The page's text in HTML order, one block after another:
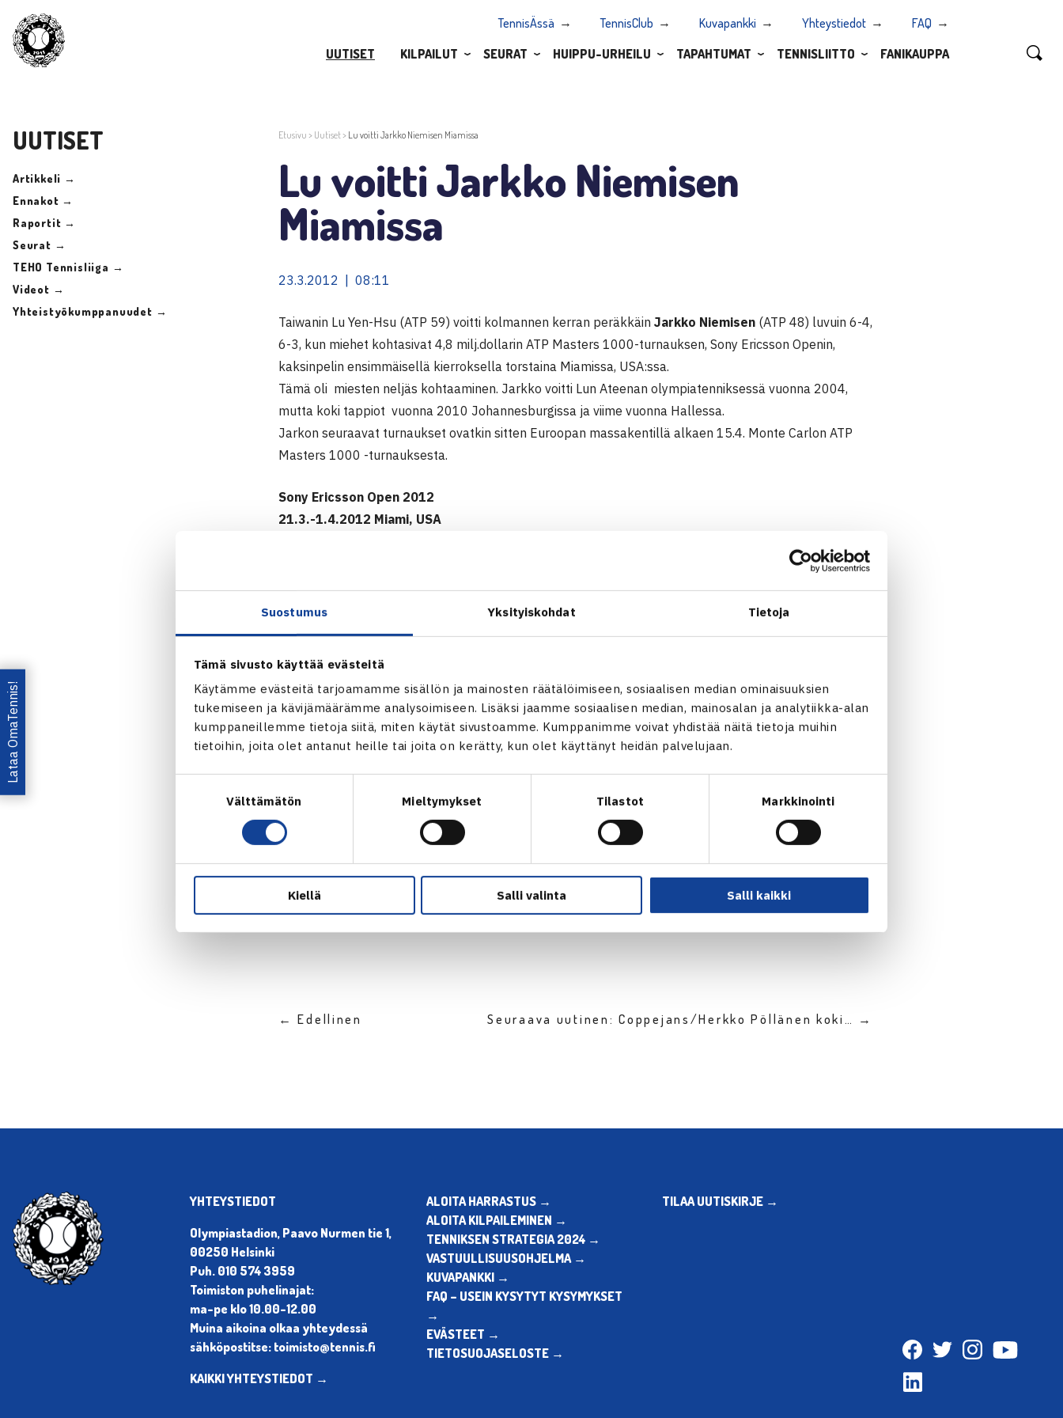
Suostumus Yksityiskohdat Tietoja
Tämä sivusto käyttää evästeitä
Käytämme evästeitä tarjoamamme sisällön ja mainosten räätälöimiseen, sosiaalisen median ominaisuuksien
tukemiseen ja kävijämäärämme analysoimiseen. Lisäksi jaamme sosiaalisen median, mainosalan ja analytiikka-alan
kumppaneillemme tietoja siitä, miten käytät sivustoamme. Kumppanimme voivat yhdistää näitä tietoja muihin
tietoihin, joita olet antanut heille tai joita on kerätty, kun olet käyttänyt heidän palvelujaan.
Välttämätön Mieltymykset Tilastot Markkinointi
Kiellä Salli valinta Salli kaikki
TennisÄssä TennisClub Kuvapankki Yhteystiedot
FAQ
UUTISET
KILPAILUT SEURAT HUIPPU-URHEILU TAPAHTUMAT TENNISLIITTO FANIKAUPPA
UUTISET
Artikkeli →
Ennakot →
Raportit →
Seurat →
TEHO Tennisliiga →
Videot →
Yhteistyökumppanuudet →
Etusivu > Uutiset> Lu voitti Jarkko Niemisen Miamissa
Lu voitti Jarkko Niemisen
Miamissa
23.3.2012 | 08:11
Taiwanin Lu Yen-Hsu (ATP 59) voitti kolmannen kerran peräkkäin Jarkko Niemisen (ATP 48) luvuin 6-4,
6-3, kun miehet kohtasivat 4,8 milj.dollarin ATP Masters 1000-turnauksen, Sony Ericsson Openin,
kaksinpelin ensimmäisellä kierroksella torstaina Miamissa, USA:ssa.
Tämä oli miesten neljäs kohtaaminen. Jarkko voitti Lun Ateenan olympiatenniksessä vuonna 2004,
mutta koki tappiot vuonna 2010 Johannesburgissa ja viime vuonna Hallessa.
Jarkon seuraavat turnaukset ovatkin sitten Euroopan massakentillä alkaen 15.4. Monte Carlon ATP
Masters 1000 -turnauksesta.
Sony Ericsson Open 2012
21.3.-1.4.2012 Miami, USA
Sony Ericosson Openin verkkosivut
Jaa:
← Edellinen Seuraava uutinen: Coppejans/Herkko Pöllänen koki… →
Lataa OmaTennis!
YHTEYSTIEDOT
Olympiastadion, Paavo Nurmen tie 1,
00250 Helsinki
Puh. 010 574 3959
Toimiston puhelinajat:
ma-pe klo 10.00-12.00
Muina aikoina olkaa yhteydessä
sähköpostitse: toimisto@tennis.fi
KAIKKI YHTEYSTIEDOT →
ALOITA HARRASTUS →
ALOITA KILPAILEMINEN →
TENNIKSEN STRATEGIA 2024 →
VASTUULLISUUSOHJELMA →
KUVAPANKKI →
FAQ – USEIN KYSYTYT KYSYMYKSET
→
EVÄSTEET →
TIETOSUOJASELOSTE →
TILAA UUTISKIRJE →